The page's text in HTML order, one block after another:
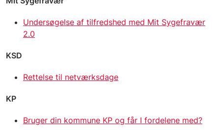
Undersøgelse af tilfredshed med Mit Sygefravær
2.0
KSD
Rettelse til netværksdage
KP
Bruger din kommune KP og får I fordelene med?